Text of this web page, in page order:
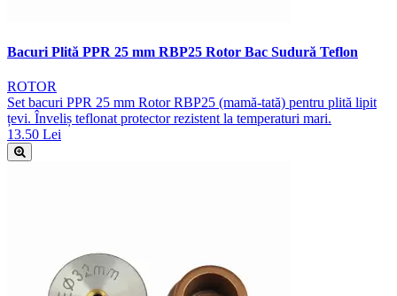
Bacuri Plită PPR 25 mm RBP25 Rotor Bac Sudură Teflon
ROTOR
Set bacuri PPR 25 mm Rotor RBP25 (mamă-tată) pentru plită lipit
țevi. Înveliș teflonat protector rezistent la temperaturi mari.
13.50 Lei